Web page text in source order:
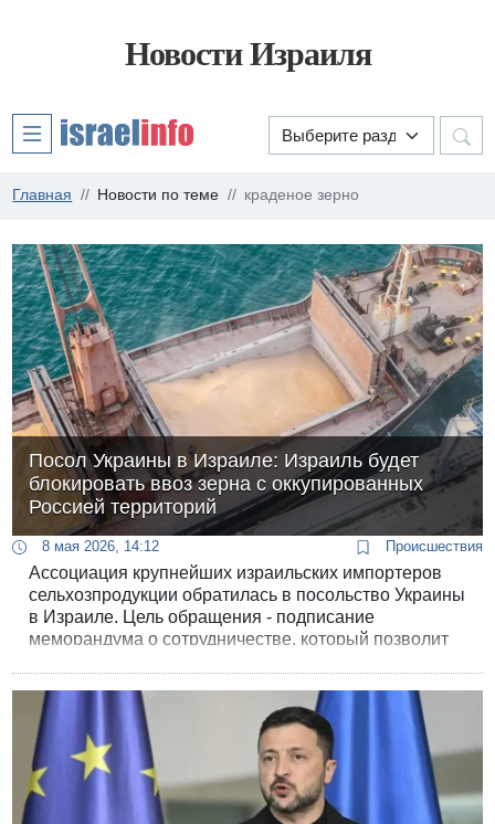
Новости Израиля
Главная Новости по теме краденое зерно
Посол Украины в Израиле: Израиль будет
блокировать ввоз зерна с оккупированных
Россией территорий
8 мая 2026, 14:12 Происшествия
Ассоциация крупнейших израильских импортеров
сельхозпродукции обратилась в посольство Украины
в Израиле. Цель обращения - подписание
меморандума о сотрудничестве, который позволит
украденной с оккупированных территорий Украины.